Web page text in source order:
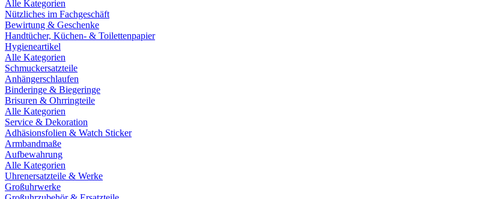
Alle Kategorien
Nützliches im Fachgeschäft
Bewirtung & Geschenke
Handtücher, Küchen- & Toilettenpapier
Hygieneartikel
Alle Kategorien
Schmuckersatzteile
Anhängerschlaufen
Binderinge & Biegeringe
Brisuren & Ohrringteile
Alle Kategorien
Service & Dekoration
Adhäsionsfolien & Watch Sticker
Armbandmaße
Aufbewahrung
Alle Kategorien
Uhrenersatzteile & Werke
Großuhrwerke